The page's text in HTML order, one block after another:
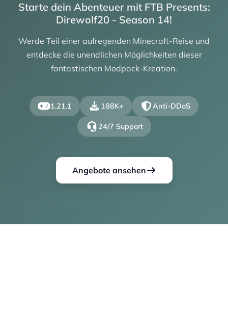
Starte dein Abenteuer mit FTB Presents:
Direwolf20 - Season 14!
Werde Teil einer aufregenden Minecraft-Reise und
entdecke die unendlichen Möglichkeiten dieser
fantastischen Modpack-Kreation.
1.21.1 188K+ Anti-DDoS
24/7 Support
Angebote ansehen